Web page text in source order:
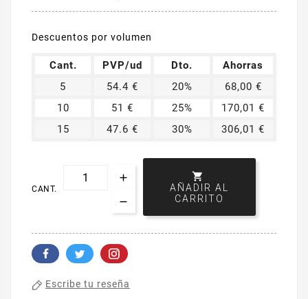
Descuentos por volumen
Cant. PVP/ud Dto.
Ahorras
5
54.4 € 20%
68,00 €
10
51 € 25%
170,01 €
15
47.6 € 30% 306,01 €
CANT.

AÑADIR AL
CARRITO
Escribe tu reseña